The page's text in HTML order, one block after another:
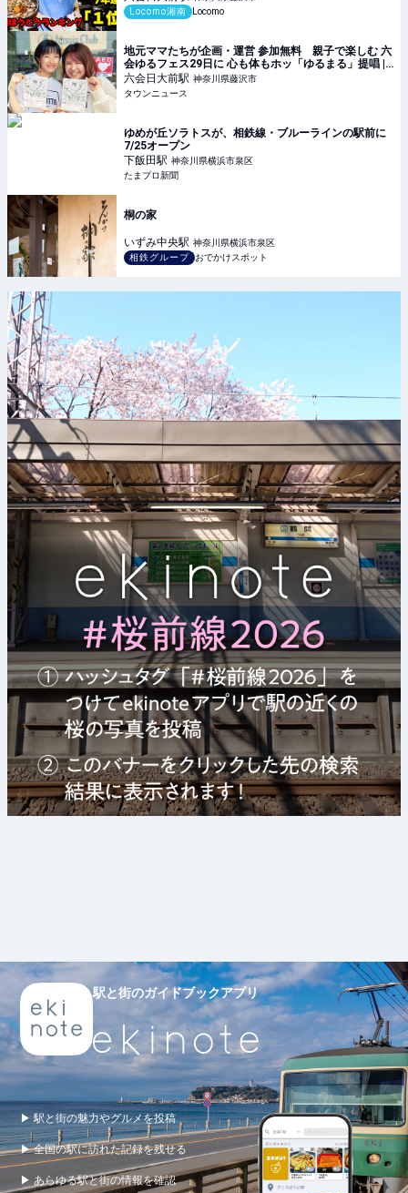
る #湘南 #グルメ #密着
Locomo湘南
Locomo
地元ママたちが企画・運営 参加無料 親子で楽しむ 六
会ゆるフェス29日に 心も体もホッ「ゆるまる」提唱 |
藤沢 | タウンニュース
六会日大前駅 神奈川県藤沢市
タウンニュース
ゆめが丘ソラトスが、相鉄線・ブルーラインの駅前に
7/25オープン
下飯田駅 神奈川県横浜市泉区
たまプロ新聞
桐の家
いずみ中央駅 神奈川県横浜市泉区
相鉄グループ
おでかけスポット
駅と街のガイドブックアプリ
▶ 駅と街の魅力やグルメを投稿
▶ 全国の駅に訪れた記録を残せる
▶ あらゆる駅と街の情報を確認